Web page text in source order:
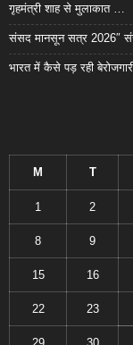
गृहमंत्री शाह से मुलाकात …
संसद मानसून सत्र 2026″
भारत में कैसे पड़ रही
M T
1 2
8 9
15 16
22 23